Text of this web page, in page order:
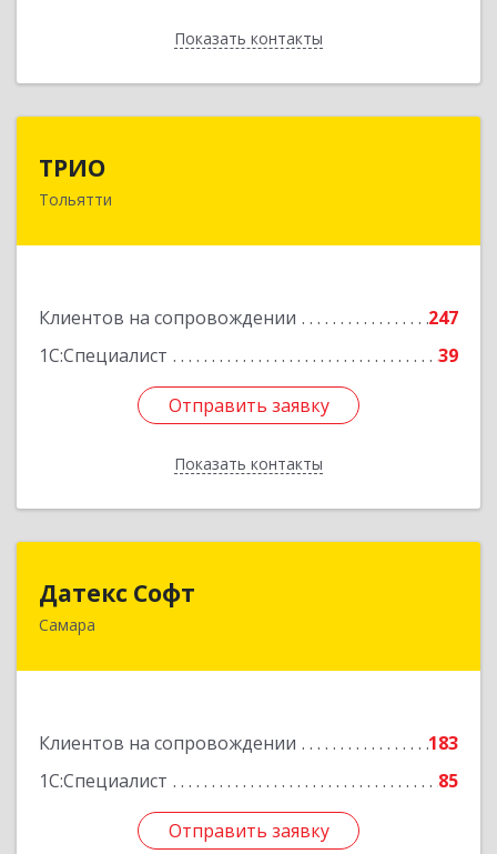
Показать контакты
Назад
ТРИО
Тольятти
Клиентов на сопровождении
247
1С:Специалист
39
Отправить заявку
Показать контакты
Отправить заявку
Назад
Датекс Софт
Самара
Клиентов на сопровождении
183
1С:Специалист
85
Отправить заявку
443070, Самарская обл, Самара г, Партизанская
Отправить заявку